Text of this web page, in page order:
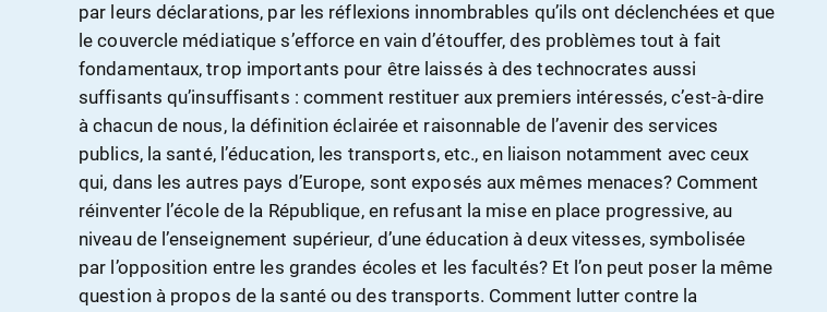
par leurs déclarations, par les réflexions innombrables qu’ils ont déclenchées et que
le couvercle médiatique s’efforce en vain d’étouffer, des problèmes tout à fait
fondamentaux, trop importants pour être laissés à des technocrates aussi
suffisants qu’insuffisants : comment restituer aux premiers intéressés, c’est-à-dire
à chacun de nous, la définition éclairée et raisonnable de l’avenir des services
publics, la santé, l’éducation, les transports, etc., en liaison notamment avec ceux
qui, dans les autres pays d’Europe, sont exposés aux mêmes menaces? Comment
réinventer l’école de la République, en refusant la mise en place progressive, au
niveau de l’enseignement supérieur, d’une éducation à deux vitesses, symbolisée
par l’opposition entre les grandes écoles et les facultés? Et l’on peut poser la même
question à propos de la santé ou des transports. Comment lutter contre la